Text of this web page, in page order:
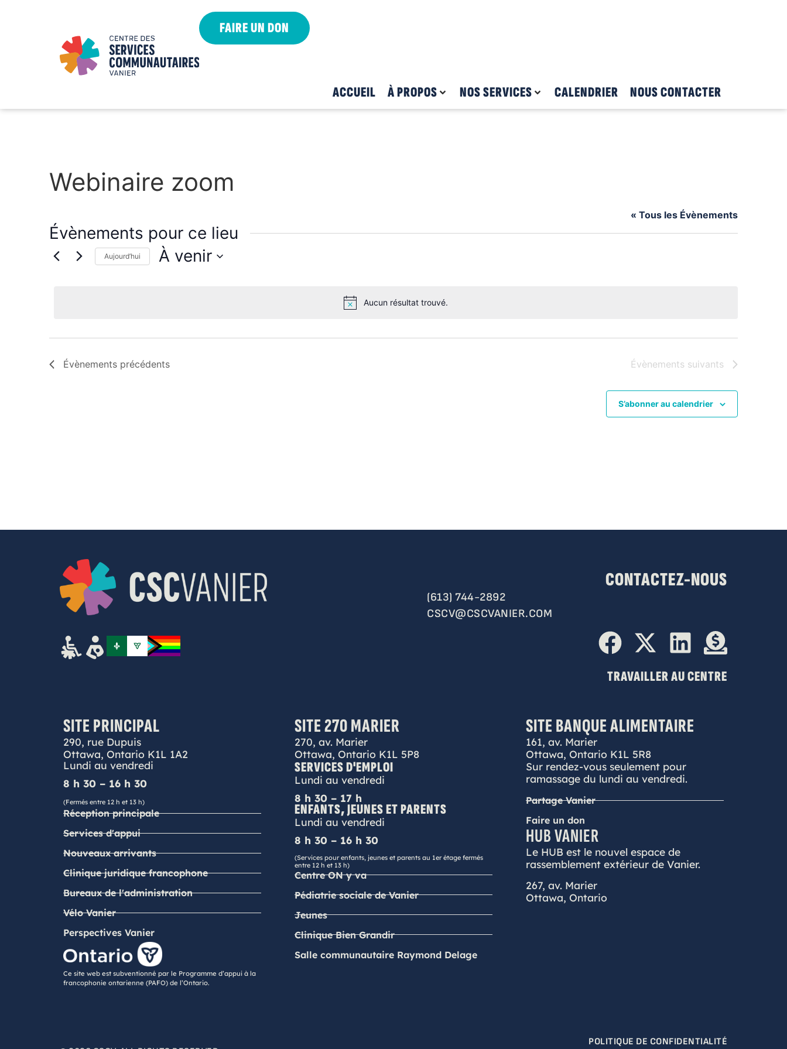
FAIRE UN DON
ACCUEIL À PROPOS NOS SERVICES CALENDRIER NOUS CONTACTER
Webinaire zoom
« Tous les Évènements
Évènements pour ce lieu
Notice
Aucun résultat trouvé.
Aujourd’hui À venir
Évènements précédents Évènements suivants
S’abonner au calendrier
CONTACTEZ-NOUS
(613) 744-2892
CSCV@CSCVANIER.COM
TRAVAILLER AU CENTRE
SITE PRINCIPAL
290, rue Dupuis
Ottawa, Ontario K1L 1A2
Lundi au vendredi
8 h 30 – 16 h 30
(Fermés entre 12 h et 13 h)
Réception principale
Services d'appui
Nouveaux arrivants
Clinique juridique francophone
Bureaux de l'administration
Vélo Vanier
Perspectives Vanier
Ce site web est subventionné par le Programme d’appui à la
francophonie ontarienne (PAFO) de l’Ontario.
SITE 270 MARIER
270, av. Marier
Ottawa, Ontario K1L 5P8
SERVICES D'EMPLOI
Lundi au vendredi
8 h 30 – 17 h
ENFANTS, JEUNES ET PARENTS
Lundi au vendredi
8 h 30 – 16 h 30
(Services pour enfants, jeunes et parents au 1er étage fermés
entre 12 h et 13 h)
Centre ON y va
Pédiatrie sociale de Vanier
Jeunes
Clinique Bien Grandir
Salle communautaire Raymond Delage
SITE BANQUE ALIMENTAIRE
161, av. Marier
Ottawa, Ontario K1L 5R8
Sur rendez-vous seulement pour
ramassage du lundi au vendredi.
Partage Vanier
Faire un don
HUB VANIER
Le HUB est le nouvel espace de
rassemblement extérieur de Vanier.
267, av. Marier
Ottawa, Ontario
POLITIQUE DE CONFIDENTIALITÉ